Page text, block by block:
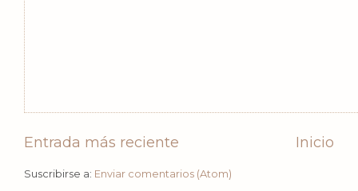
Entrada más reciente Inicio
Suscribirse a: Enviar comentarios (Atom)